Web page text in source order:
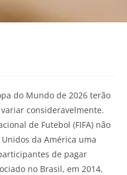
do Mundo de 2026 terão
consideravelmente.
de Futebol (FIFA) não
da América uma
de pagar
no Brasil, em 2014,